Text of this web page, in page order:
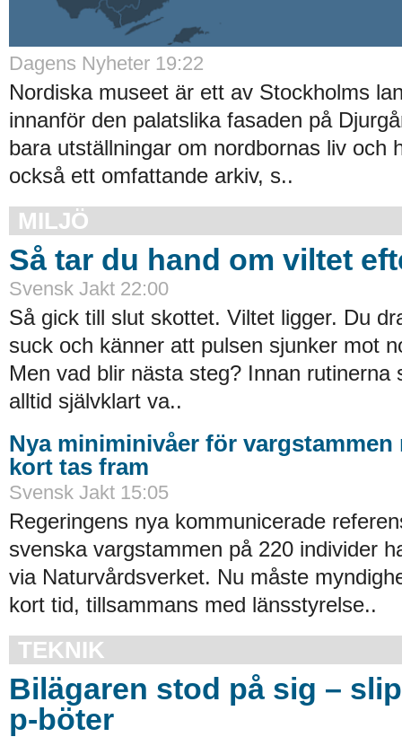
Dagens Nyheter 19:22
Nordiska museet är ett av Stockholms
innanför den palatslika fasaden på
bara utställningar om nordbornas liv och
också ett omfattande arkiv, s..
MILJÖ
Så tar du hand om viltet
Svensk Jakt 22:00
Så gick till slut skottet. Viltet ligger. Du
suck och känner att pulsen sjunker mot
Men vad blir ­nästa steg? Innan rutinerna
alltid självklart va..
Nya miniminivåer för vargstammen
kort tas fram
Svensk Jakt 15:05
Regeringens nya kommunicerade
svenska vargstammen på 220 individer
via Naturvårdsverket. Nu måste
kort tid, tillsammans med länsstyrelse..
TEKNIK
Bilägaren stod på sig –
p-böter